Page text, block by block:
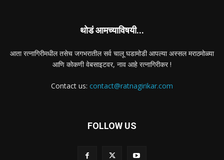
थोडं आमच्याविषयी...
आता रत्नागिरीमधील तसेच जगभरातील सर्व चालू घडामोडी आपल्या अस्सल मराठमोळ्या
आणि कोकणी वेबसाइटवर, नाव आहे रत्नागिरीकर !
Contact us: contact@ratnagirikar.com
FOLLOW US